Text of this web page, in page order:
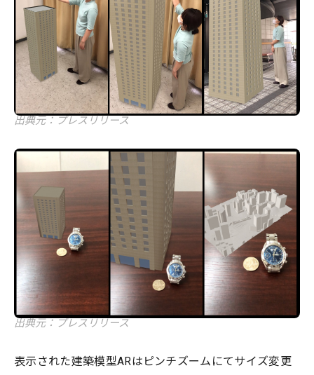
出典元：プレスリリース
出典元：プレスリリース
表示された建築模型ARはピンチズームにてサイズ変更